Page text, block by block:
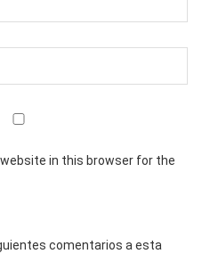
in this browser for the
comentarios a esta